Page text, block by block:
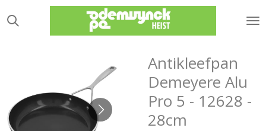
direct
Antikleefpan
Demeyere Alu
Pro 5 - 12628 -
28cm